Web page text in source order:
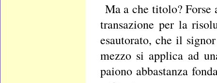
Ma a che titolo?
transazione per la
esautorato, che il
mezzo si applica ad
paiono abbastanza